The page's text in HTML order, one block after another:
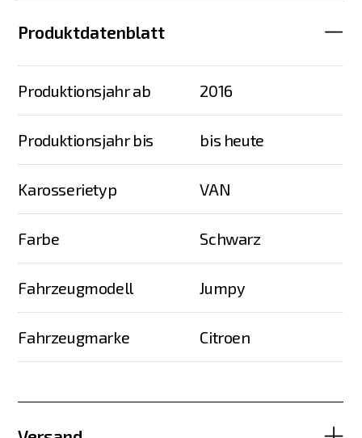
Produktdatenblatt
Produktionsjahr ab 2016
Produktionsjahr bis bis heute
Karosserietyp VAN
Farbe Schwarz
Fahrzeugmodell Jumpy
Fahrzeugmarke Citroen